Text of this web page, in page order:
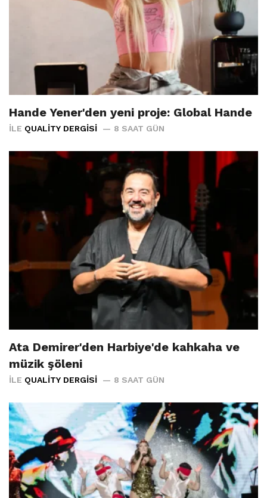
Hande Yener'den yeni proje: Global Hande
İLE QUALITY DERGISI 8 SAAT GÜN
Ata Demirer'den Harbiye'de kahkaha ve
müzik şöleni
İLE QUALITY DERGISI 8 SAAT GÜN